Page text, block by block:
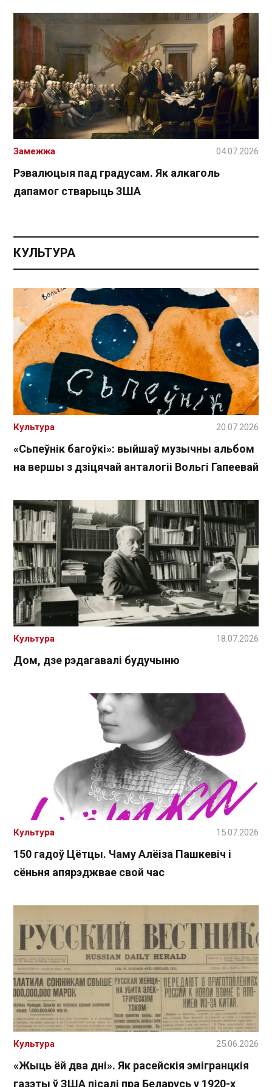
Рэвалюцыя пад градусам. Як алкаголь
дапамог стварыць ЗША
Замежжа 04.07.2026
КУЛЬТУРА
«Сьпеўнік багоўкі»: выйшаў музычны альбом
на вершы з дзіцячай анталогіі Вольгі Гапеевай
Культура 20.07.2026
Дом, дзе рэдагавалі будучыню
Культура 18.07.2026
150 гадоў Цётцы. Чаму Алёіза Пашкевіч і
сёньня апярэджвае свой час
Культура 15.07.2026
«Жыць ёй два дні». Як расейскія эмігранцкія
газэты ў ЗША пісалі пра Беларусь у 1920-х
Культура 25.06.2026